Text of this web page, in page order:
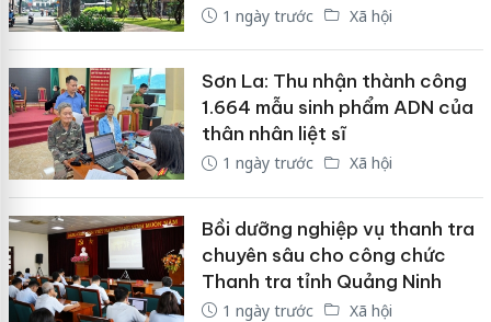
1 ngày trước Xã hội
Sơn La: Thu nhận thành công
1.664 mẫu sinh phẩm ADN của
thân nhân liệt sĩ
1 ngày trước Xã hội
Bồi dưỡng nghiệp vụ thanh tra
chuyên sâu cho công chức
Thanh tra tỉnh Quảng Ninh
1 ngày trước Xã hội